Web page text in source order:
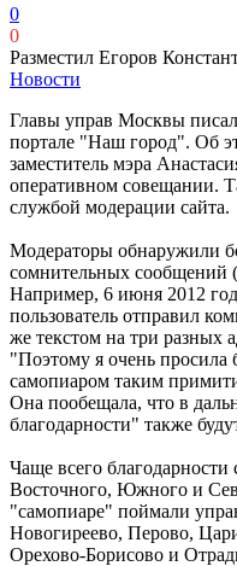
0
0
Разместил Егоров
Новости
Главы управ Москвы
портале "Наш город". Об
заместитель мэра
оперативном совещании.
службой модерации сайта.
Модераторы обнаружили
сомнительных сообщений
Например, 6 июня 2012
пользователь отправил
же текстом на три разных
"Поэтому я очень просила
самопиаром таким
Она пообещала, что в
благодарности" также
Чаще всего
Восточного, Южного и
"самопиаре" поймали
Новогиреево, Перово,
Орехово-Борисово и